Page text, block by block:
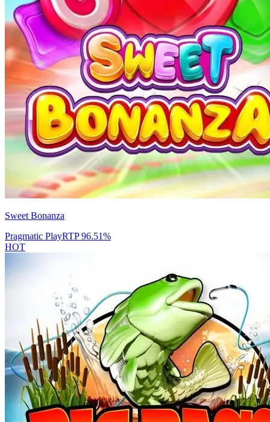
Sweet Bonanza
Pragmatic PlayRTP96.51%
HOT